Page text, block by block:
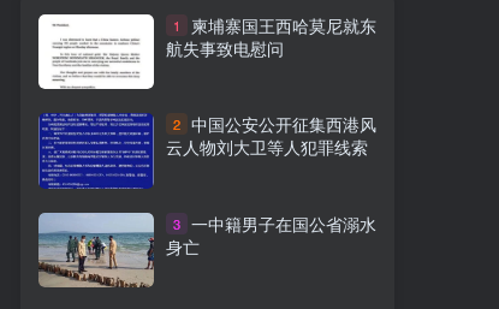
1
柬埔寨国王西哈莫尼就东
航失事致电慰问
2 中国公安公开征集西港风
云人物刘大卫等人犯罪线索
3 一中籍男子在国公省溺水
身亡